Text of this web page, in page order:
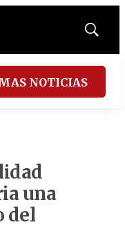
Mostrar
NOTICIAS
una
del